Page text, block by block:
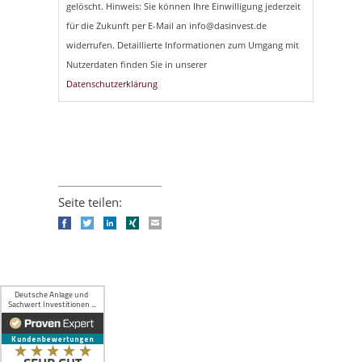
gelöscht. Hinweis: Sie können Ihre Einwilligung jederzeit
für die Zukunft per E-Mail an info@dasinvest.de
widerrufen. Detaillierte Informationen zum Umgang mit
Nutzerdaten finden Sie in unserer
Datenschutzerklärung
Seite teilen:
FacebookTwitterLinkedIn
Xing